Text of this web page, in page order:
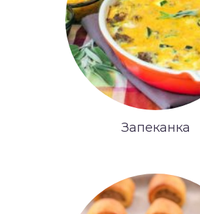
Запеканка